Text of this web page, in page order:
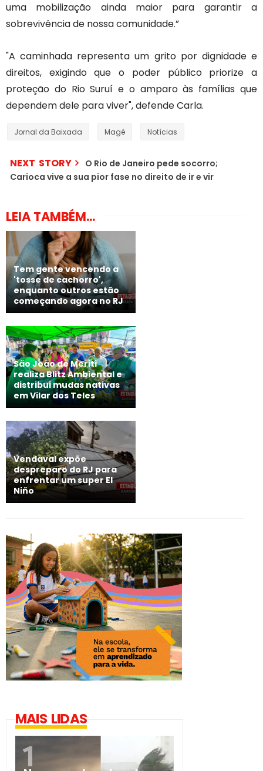
uma mobilização ainda maior para garantir a
sobrevivência de nossa comunidade.”
"A caminhada representa um grito por dignidade e
direitos, exigindo que o poder público priorize a
proteção do Rio Suruí e o amparo às famílias que
dependem dele para viver", defende Carla.
Jornal da Baixada Magé Notícias
NEXT STORY
O Rio de Janeiro pede socorro;
Carioca vive a sua pior fase no direito de ir e vir
LEIA TAMBÉM...
Tem gente vencendo a
'tosse de cachorro',
enquanto outros estão
começando agora no RJ
São João de Meriti
realiza Blitz Ambiental e
distribui mudas nativas
em Vilar dos Teles
Vendaval expõe
despreparo do RJ para
enfrentar um super El
Niño
MAIS LIDAS